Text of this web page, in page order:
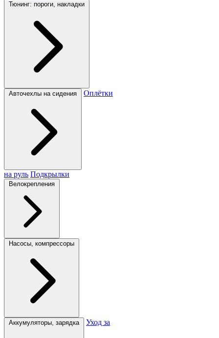
Тюнинг: пороги, накладки
Авточехлы на сидения Оплётки
на руль Подкрылки
Велокрепления
Насосы, компрессоры
Аккумуляторы, зарядка Уход за